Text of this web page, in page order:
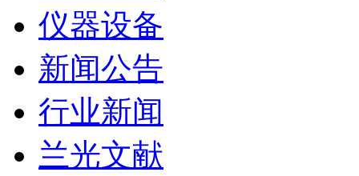
仪器设备
新闻公告
行业新闻
兰光文献